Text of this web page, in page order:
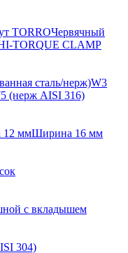
TORROЧервячный
TORQUE CLAMP
сталь/нерж)W3
(нерж AISI 316)
ммШирина 16 мм
с вкладышем
304)